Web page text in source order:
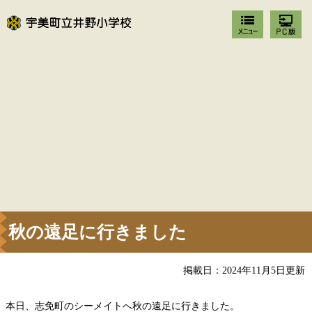
秋の遠足に行きました
掲載日：2024年11月5日更新
本日、志免町のシーメイトへ秋の遠足に行きました。